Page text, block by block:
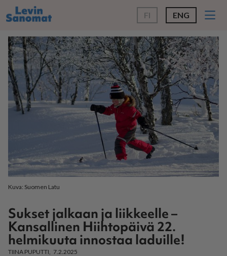
FI ENG
Kuva: Suomen Latu
Sukset jalkaan ja liikkeelle –
Kansallinen Hiihtopäivä 22.
helmikuuta innostaa laduille!
TIINA PUPUTTI 7.2.2025